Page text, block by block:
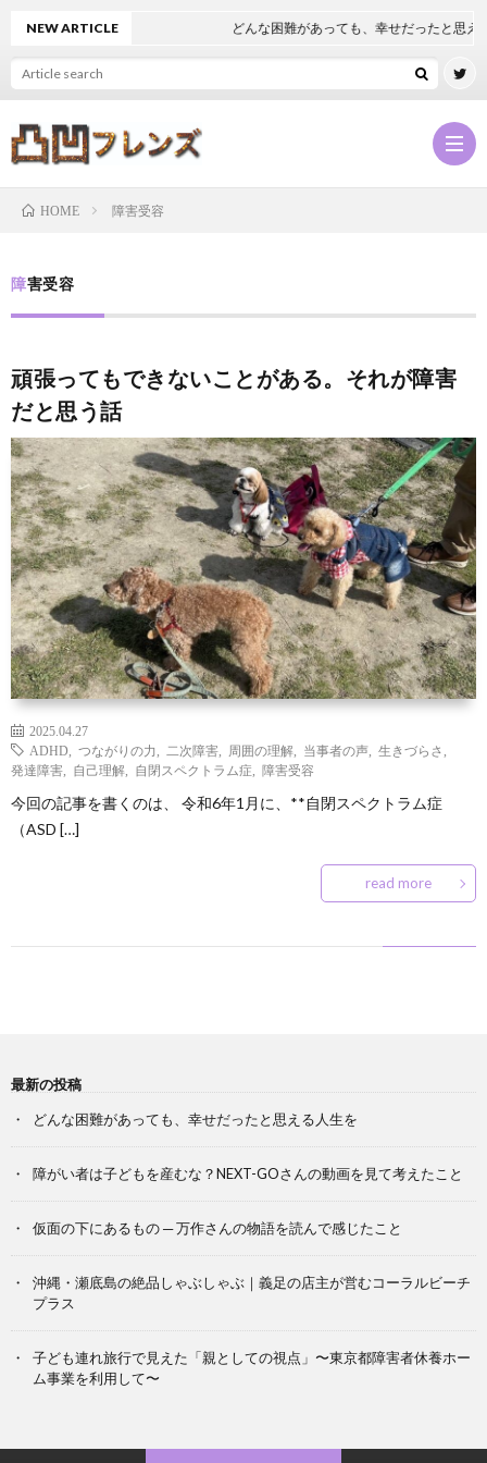
凹
フ
レ
ン
ズ
と
は
凸
凹
な
豆
知
識
凸
凹
の
つ
ぶ
凸
凹
な
お
サ
ー
ク
お
問
NEW ARTICLE どんな困難があっても、幸せだったと思え
HOME 障害受容
障害受容
頑張ってもできないことがある。それが障害
だと思う話
2025.04.27
ADHD
つながりの力 二次障害 周囲の理解 当事者の声 生きづらさ
発達障害
自己理解 自閉スペクトラム症 障害受容
今回の記事を書くのは、 令和6年1月に、**自閉スペクトラム症
（ASD […]
read more
最新の投稿
どんな困難があっても、幸せだったと思える人生を
障がい者は子どもを産むな？NEXT-GOさんの動画を見て考えたこと
仮面の下にあるもの ─ 万作さんの物語を読んで感じたこと
沖縄・瀬底島の絶品しゃぶしゃぶ｜義足の店主が営むコーラルビーチ
プラス
子ども連れ旅行で見えた「親としての視点」〜東京都障害者休養ホー
ム事業を利用して〜